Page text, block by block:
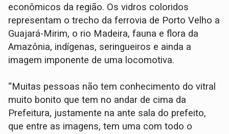
econômicos da região. Os vidros coloridos
representam o trecho da ferrovia de Porto Velho a
Guajará-Mirim, o rio Madeira, fauna e flora da
Amazônia, indígenas, seringueiros e ainda a
imagem imponente de uma locomotiva.
“Muitas pessoas não tem conhecimento do vitral
muito bonito que tem no andar de cima da
Prefeitura, justamente na ante sala do prefeito,
que entre as imagens, tem uma com todo o